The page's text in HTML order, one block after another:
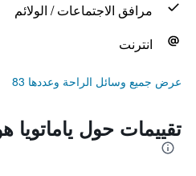
مرافق الاجتماعات / الولائم
انترنت
عرض جميع وسائل الراحة وعددها 83
تقييمات حول ياماتويا